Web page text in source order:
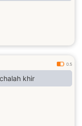
0.5
khir